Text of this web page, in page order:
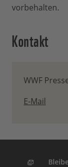
vorbehalten.
Kontakt
WWF
E-Mail